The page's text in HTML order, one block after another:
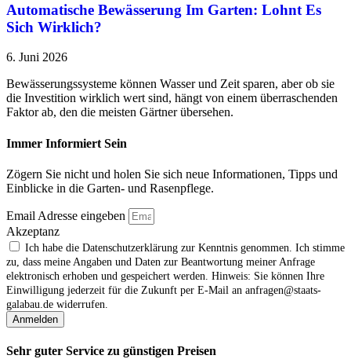
Automatische Bewässerung Im Garten: Lohnt Es
Sich Wirklich?
6. Juni 2026
Bewässerungssysteme können Wasser und Zeit sparen, aber ob sie
die Investition wirklich wert sind, hängt von einem überraschenden
Faktor ab, den die meisten Gärtner übersehen.
Immer Informiert Sein
Zögern Sie nicht und holen Sie sich neue Informationen, Tipps und
Einblicke in die Garten- und Rasenpflege.
Email Adresse eingeben
Akzeptanz
Ich habe die Datenschutzerklärung zur Kenntnis genommen. Ich stimme
zu, dass meine Angaben und Daten zur Beantwortung meiner Anfrage
elektronisch erhoben und gespeichert werden. Hinweis: Sie können Ihre
Einwilligung jederzeit für die Zukunft per E‑Mail an anfragen@staats-
galabau.de widerrufen.
Anmelden
Sehr guter Service zu günstigen Preisen